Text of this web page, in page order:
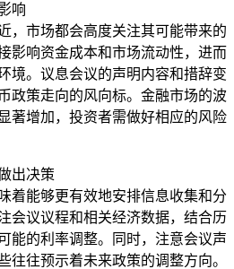
响
，市场都会高度关注其可能带来的
影响资金成本和市场流动性，进而
境。议息会议的声明内容和措辞变
政策走向的风向标。金融市场的波
著增加，投资者需做好相应的风险
出决策
着能够更有效地安排信息收集和分
会议议程和相关经济数据，结合历
能的利率调整。同时，注意会议声
往往预示着未来政策的调整方向。